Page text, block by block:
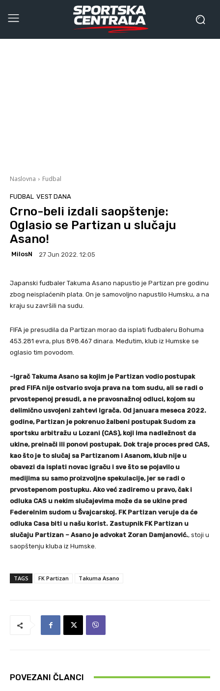
Naslovna Fudbal
FUDBAL VEST DANA
Crno-beli izdali saopštenje:
Oglasio se Partizan u slučaju
Asano!
MilosN 27 Jun 2022. 12:05
Japanski fudbaler Takuma Asano napustio je Partizan pre godinu
zbog neisplaćenih plata. On je samovoljno napustilo Humsku, a na
kraju su završili na sudu.
FIFA je presudila da Partizan morao da isplati fudbaleru Bohuma
453.281 evra, plus 898.467 dinara. Međutim, klub iz Humske se
oglasio tim povodom.
-Igrač Takuma Asano sa kojim je Partizan vodio postupak
pred FIFA nije ostvario svoja prava na tom sudu, ali se radi o
prvostepenoj presudi, a ne pravosnažnoj odluci, kojom su
delimično usvojeni zahtevi igrača. Od januara meseca 2022.
godine, Partizan je pokrenuo žalbeni postupak Sudom za
sportsku arbitražu u Lozani (CAS), koji ima nadležnost da
ukine, preinači ili ponovi postupak. Dok traje proces pred CAS,
kao što je to slučaj sa Partizanom i Asanom, klub nije u
obavezi da isplati novac igraču i sve što se pojavilo u
medijima su samo proizvoljne spekulacije, jer se radi o
prvostepenom postupku. Ako već zadiremo u pravo, čak i
odluka CAS u nekim slučajevima može da se ukine pred
Federelnim sudom u Švajcarskoj. FK Partizan veruje da će
odluka Casa biti u našu korist. Zastupnik FK Partizan u
slučaju Partizan – Asano je advokat Zoran Damjanović., stoji u
saopštenju kluba iz Humske.
TAGS FK Partizan Takuma Asano
POVEZANI ČLANCI